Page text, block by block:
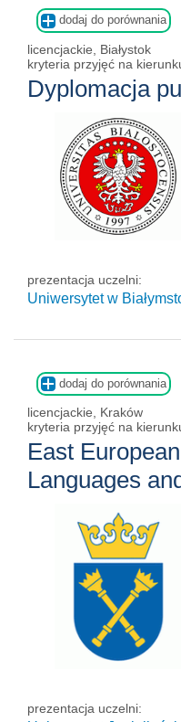
dodaj do porównania
licencjackie, Białystok
kryteria przyjęć na
Dyplomacja
prezentacja uczelni:
Uniwersytet w
dodaj do porównania
licencjackie, Kraków
kryteria przyjęć na
East
Languages
prezentacja uczelni: